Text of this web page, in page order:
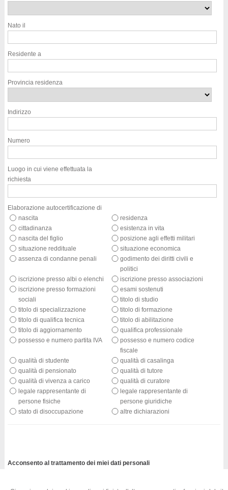
Nato il
Residente a
Provincia residenza
Indirizzo
Numero
Luogo in cui viene effettuata la
richiesta
Elaborazione autocertificazione di
nascita
residenza
cittadinanza
esistenza in vita
nascita del figlio
posizione agli effetti militari
situazione reddituale
situazione economica
assenza di condanne penali
godimento dei diritti civili e
politici
iscrizione presso albi o elenchi
iscrizione presso associazioni
iscrizione presso formazioni
sociali
esami sostenuti
titolo di studio
titolo di specializzazione
titolo di formazione
titolo di qualifica tecnica
titolo di abilitazione
titolo di aggiornamento
qualifica professionale
possesso e numero partita IVA
possesso e numero codice
fiscale
qualità di studente
qualità di casalinga
qualità di pensionato
qualità di tutore
qualità di vivenza a carico
qualità di curatore
legale rappresentante di
persone fisiche
legale rappresentante di
persone giuridiche
stato di disoccupazione
altre dichiarazioni
Acconsento al trattamento dei miei dati personali